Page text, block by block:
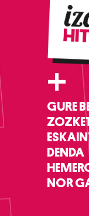
+
GURE
DENDA
NOR